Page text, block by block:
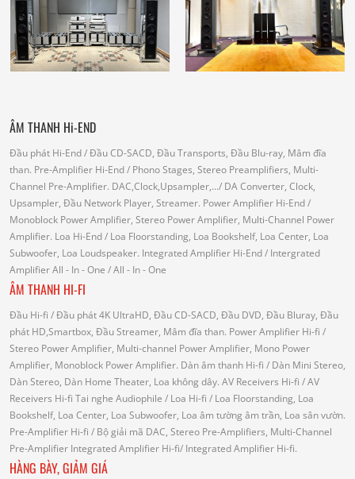
ÂM THANH Hi-END
Đầu phát Hi-End/ Đầu CD-SACD, Đầu Transports, Đầu Blu-ray, Mâm đĩa
than. Pre-Amplifier Hi-End/ Phono Stages, Stereo Preamplifiers, Multi-
Channel Pre-Amplifier. DAC,Clock,Upsampler,.../ DA Converter, Clock,
Upsampler, Đầu Network Player, Streamer. Power Amplifier Hi-End/
Monoblock Power Amplifier, Stereo Power Amplifier, Multi-Channel Power
Amplifier. Loa Hi-End/ Loa Floorstanding, Loa Bookshelf, Loa Center, Loa
Subwoofer, Loa Loudspeaker. Integrated Amplifier Hi-End/ Intergrated
AmplifierAll - In - One / All - In - One
ÂM THANH HI-FI
Đầu Hi-fi / Đầu phát 4K UltraHD, Đầu CD-SACD, Đầu DVD, Đầu Bluray, Đầu
phát HD,Smartbox, Đầu Streamer, Mâm đĩa than. Power Amplifier Hi-fi /
Stereo Power Amplifier, Multi-channel Power Amplifier, Mono Power
Amplifier, Monoblock Power Amplifier. Dàn âm thanh Hi-fi / Dàn Mini Stereo,
Dàn Stereo, Dàn Home Theater, Loa không dây. AV Receivers Hi-fi / AV
Receivers Hi-fi Tai nghe Audiophile / Loa Hi-fi / Loa Floorstanding, Loa
Bookshelf, Loa Center, Loa Subwoofer, Loa âm tường âm trần, Loa sân vườn.
Pre-Amplifier Hi-fi / Bộ giải mã DAC, Stereo Pre-Amplifiers, Multi-Channel
Pre-Amplifier Integrated Amplifier Hi-fi/ Integrated Amplifier Hi-fi.
HÀNG BÀY, GIẢM GIÁ